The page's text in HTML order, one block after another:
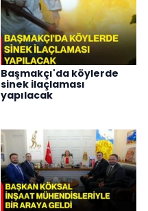
Başmakçı'da köylerde
sinek ilaçlaması
yapılacak